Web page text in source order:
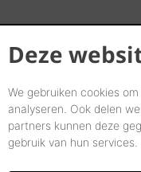
Deze
We gebruiken cookies
analyseren. Ook delen
partners kunnen deze
gebruik van hun services.